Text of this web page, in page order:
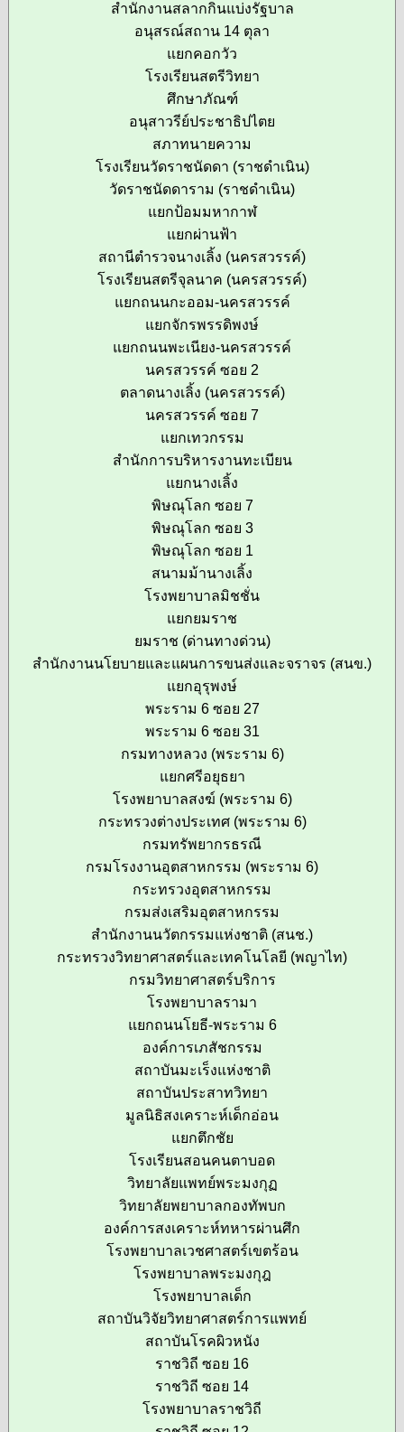
สำนักงานสลากกินแบ่งรัฐบาล
อนุสรณ์สถาน 14 ตุลา
แยกคอกวัว
โรงเรียนสตรีวิทยา
ศึกษาภัณฑ์
อนุสาวรีย์ประชาธิปไตย
สภาทนายความ
โรงเรียนวัดราชนัดดา (ราชดำเนิน)
วัดราชนัดดาราม (ราชดำเนิน)
แยกป้อมมหากาฬ
แยกผ่านฟ้า
สถานีตำรวจนางเลิ้ง (นครสวรรค์)
โรงเรียนสตรีจุลนาค (นครสวรรค์)
แยกถนนกะออม-นครสวรรค์
แยกจักรพรรดิพงษ์
แยกถนนพะเนียง-นครสวรรค์
นครสวรรค์ ซอย 2
ตลาดนางเลิ้ง (นครสวรรค์)
นครสวรรค์ ซอย 7
แยกเทวกรรม
สำนักการบริหารงานทะเบียน
แยกนางเลิ้ง
พิษณุโลก ซอย 7
พิษณุโลก ซอย 3
พิษณุโลก ซอย 1
สนามม้านางเลิ้ง
โรงพยาบาลมิชชั่น
แยกยมราช
ยมราช (ด่านทางด่วน)
สำนักงานนโยบายและแผนการขนส่งและจราจร (สนข.)
แยกอุรุพงษ์
พระราม 6 ซอย 27
พระราม 6 ซอย 31
กรมทางหลวง (พระราม 6)
แยกศรีอยุธยา
โรงพยาบาลสงฆ์ (พระราม 6)
กระทรวงต่างประเทศ (พระราม 6)
กรมทรัพยากรธรณี
กรมโรงงานอุตสาหกรรม (พระราม 6)
กระทรวงอุตสาหกรรม
กรมส่งเสริมอุตสาหกรรม
สำนักงานนวัตกรรมแห่งชาติ (สนช.)
กระทรวงวิทยาศาสตร์และเทคโนโลยี (พญาไท)
กรมวิทยาศาสตร์บริการ
โรงพยาบาลรามา
แยกถนนโยธี-พระราม 6
องค์การเภสัชกรรม
สถาบันมะเร็งแห่งชาติ
สถาบันประสาทวิทยา
มูลนิธิสงเคราะห์เด็กอ่อน
แยกตึกชัย
โรงเรียนสอนคนตาบอด
วิทยาลัยแพทย์พระมงกุฏ
วิทยาลัยพยาบาลกองทัพบก
องค์การสงเคราะห์ทหารผ่านศึก
โรงพยาบาลเวชศาสตร์เขตร้อน
โรงพยาบาลพระมงกุฎ
โรงพยาบาลเด็ก
สถาบันวิจัยวิทยาศาสตร์การแพทย์
สถาบันโรคผิวหนัง
ราชวิถี ซอย 16
ราชวิถี ซอย 14
โรงพยาบาลราชวิถี